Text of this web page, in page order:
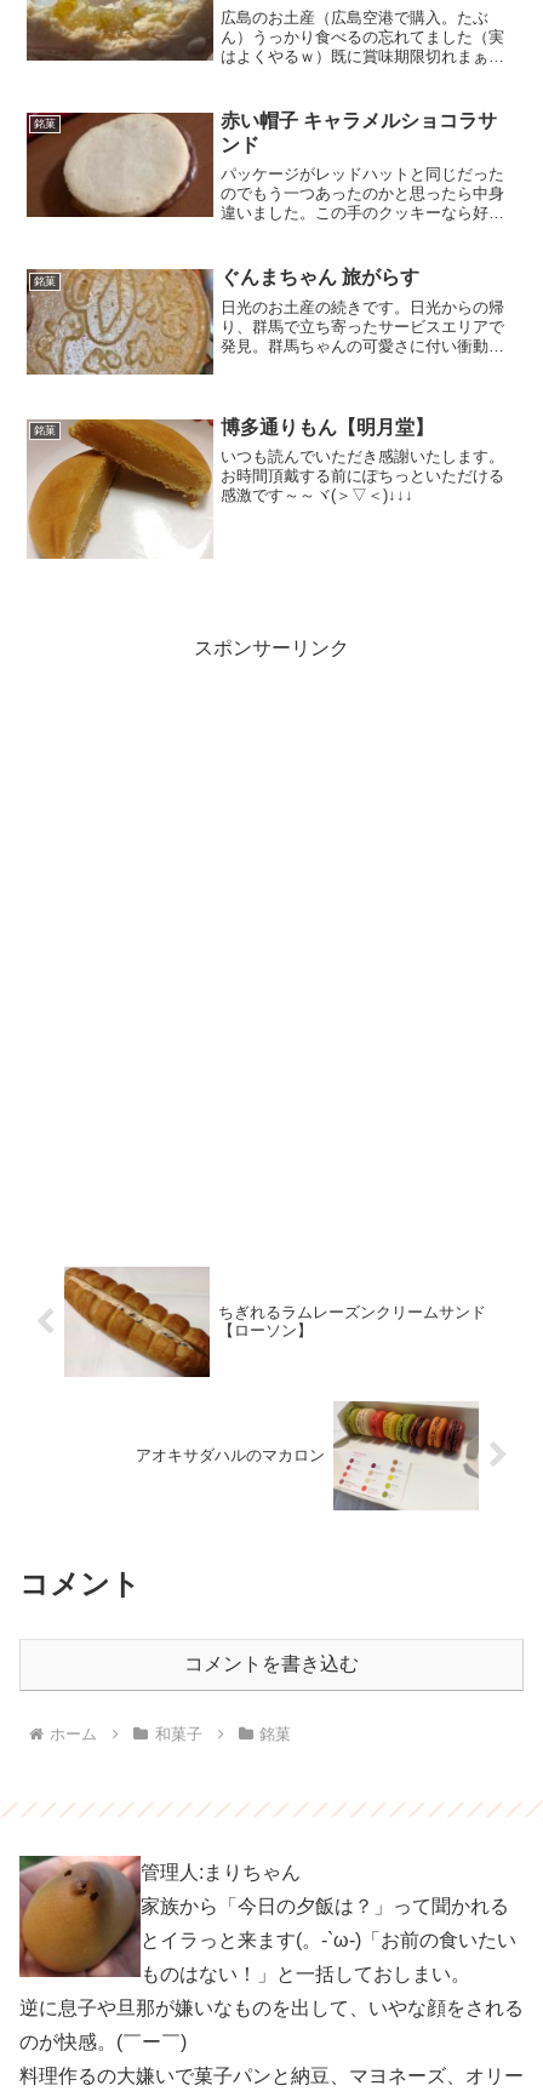
広島のお土産（広島空港で購入。たぶ
ん）うっかり食べるの忘れてました（実
はよくやるｗ）既に賞味期限切れまぁだ
か開けてちょっとびっくりした。器に乗
っかってる！形違うけど、...
銘菓
赤い帽子 キャラメルショコラサ
ンド
パッケージがレッドハットと同じだった
のでもう一つあったのかと思ったら中身
違いました。この手のクッキーなら好き♪
キーからチョコレートがはみ出ちゃって
るよぉべっとりチョコレ...
銘菓 ぐんまちゃん 旅がらす
日光のお土産の続きです。日光からの帰
り、群馬で立ち寄ったサービスエリアで
発見。群馬ちゃんの可愛さに付い衝動買
ろ中国や朝鮮から渡来人に...
銘菓 博多通りもん【明月堂】
いつも読んでいただき感謝いたします。
お時間頂戴する前にぽちっといただける
感激です～～ヾ(＞▽＜)↓↓↓
スポンサーリンク
ちぎれるラムレーズンクリームサンド
【ローソン】
アオキサダハルのマカロン
コメント
コメントを書き込む
ホーム 和菓子 銘菓
管理人:まりちゃん
家族から「今日の夕飯は？」って聞かれる
とイラっと来ます(。-`ω-)「お前の食いたい
ものはない！」と一括しておしまい。
逆に息子や旦那が嫌いなものを出して、いやな顔をされる
のが快感。(￣ー￣)
料理作るの大嫌いで菓子パンと納豆、マヨネーズ、オリー